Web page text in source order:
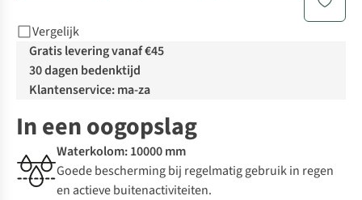
Vergelijk
Gratis levering vanaf €45
30 dagen bedenktijd
Klantenservice: ma-za
In een oogopslag
Waterkolom: 10000 mm
Goede bescherming bij regelmatig gebruik in regen
en actieve buitenactiviteiten.